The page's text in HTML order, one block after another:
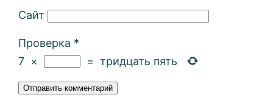
Сайт
Проверка *
7 × = тридцать пять